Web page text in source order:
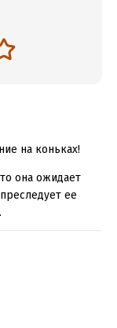
на коньках!
она ожидает
ее
в девушке